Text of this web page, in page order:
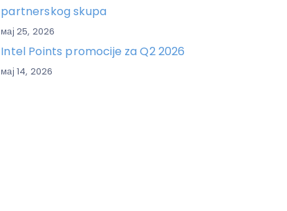
partnerskog skupa
мај 25, 2026
Intel Points promocije za Q2 2026
мај 14, 2026